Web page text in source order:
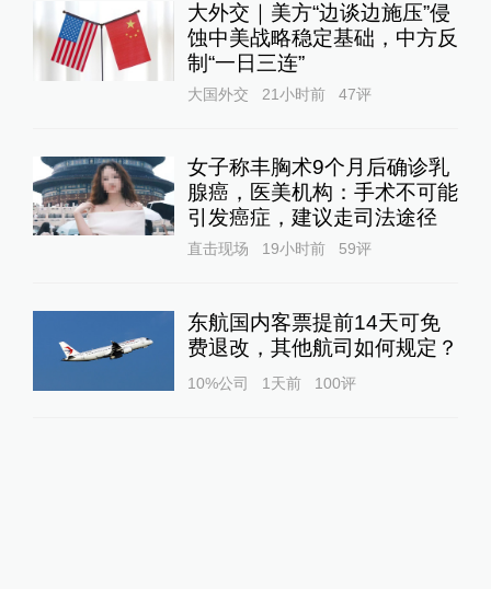
大外交｜美方“边谈边施压”侵
蚀中美战略稳定基础，中方反
制“一日三连”
大国外交 21小时前 47评
女子称丰胸术9个月后确诊乳
腺癌，医美机构：手术不可能
引发癌症，建议走司法途径
直击现场 19小时前 59评
东航国内客票提前14天可免
费退改，其他航司如何规定？
10%公司 1天前 100评